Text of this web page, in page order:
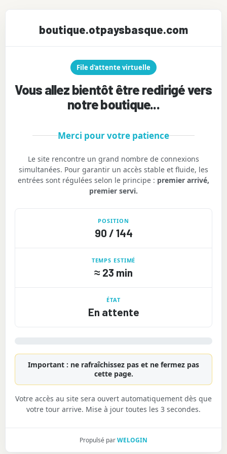
boutique.otpaysbasque.com
File d'attente virtuelle
Vous allez bientôt être redirigé vers
notre boutique...
Merci pour votre patience
Le site rencontre un grand nombre de connexions
simultanées. Pour garantir un accès stable et fluide, les
entrées sont régulées selon le principe : premier arrivé,
premier servi.
POSITION
90 / 144
TEMPS ESTIMÉ
≈ 23 min
ÉTAT
En attente
Important : ne rafraîchissez pas et ne fermez pas
cette page.
Votre accès au site sera ouvert automatiquement dès que
votre tour arrive. Mise à jour toutes les 3 secondes.
Propulsé parWELOGIN